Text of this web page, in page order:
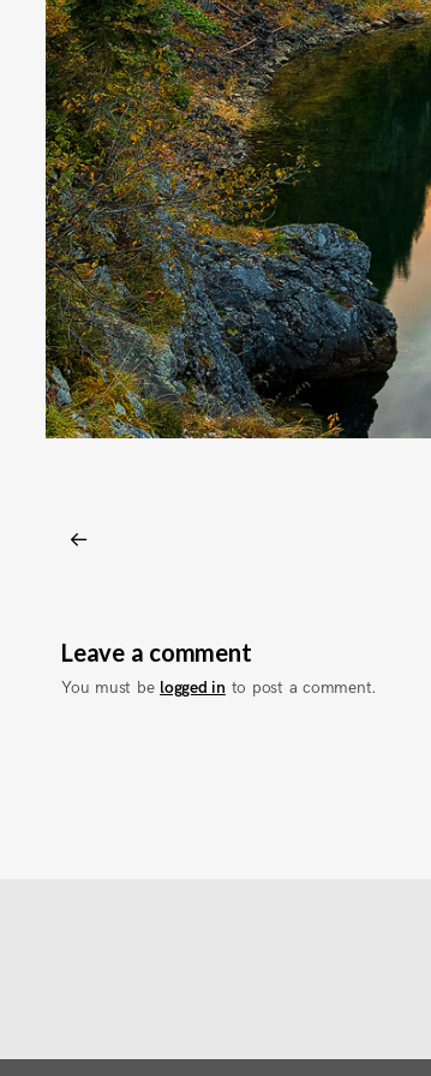
Leave a comment
You must be logged in to post a comment.